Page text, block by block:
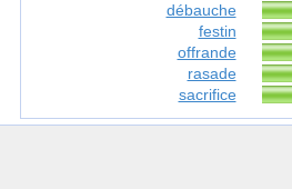
débauche
festin
offrande
rasade
sacrifice